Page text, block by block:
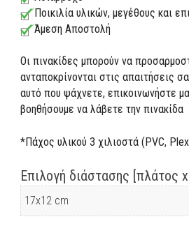
Ποικιλία υλικών, μεγέθους και
Άμεση Αποστολή
Οι πινακίδες μπορούν να
ανταποκρίνονται στις απαιτήσεις
αυτό που ψάχνετε, επικοινωνήστε
βοηθήσουμε να λάβετε την
*Πάχος υλικού 3 χιλιοστά (PVC,
Επιλογή διάστασης [πλάτος